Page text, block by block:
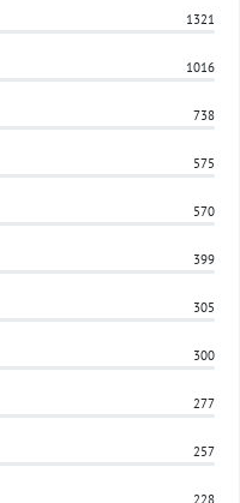
1321
1016
738
575
570
399
305
300
277
257
228